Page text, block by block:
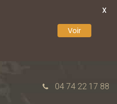
04 74 22 17 88
Voir
X